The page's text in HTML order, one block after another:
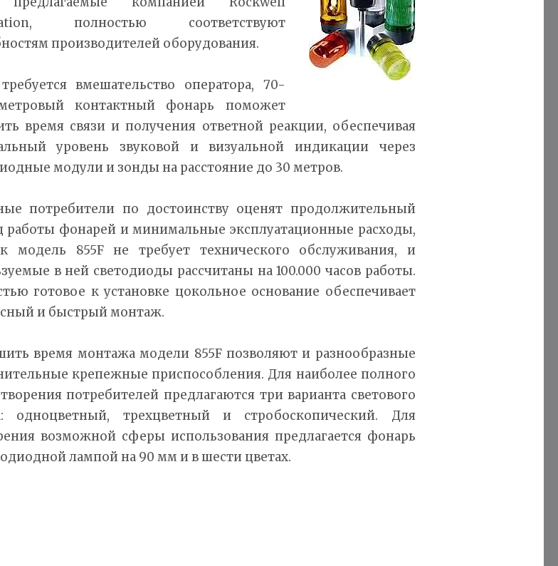
полностью соответствуют
производителей оборудования.
вмешательство оператора, 70-
контактный фонарь поможет
время связи и получения ответной реакции, обеспечивая
уровень звуковой и визуальной индикации через
модули и зонды на расстояние до 30 метров.
потребители по достоинству оценят продолжительный
работы фонарей и минимальные эксплуатационные расходы,
модель 855F не требует технического обслуживания, и
в ней светодиоды рассчитаны на 100.000 часов работы.
готовое к установке цокольное основание обеспечивает
и быстрый монтаж.
время монтажа модели 855F позволяют и разнообразные
крепежные приспособления. Для наиболее полного
потребителей предлагаются три варианта светового
одноцветный, трехцветный и стробоскопический. Для
возможной сферы использования предлагается фонарь
лампой на 90 мм и в шести цветах.